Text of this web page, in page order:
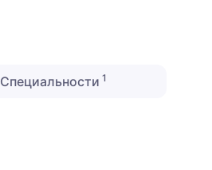
Специальности 1